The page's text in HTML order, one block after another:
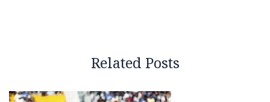
Related Posts